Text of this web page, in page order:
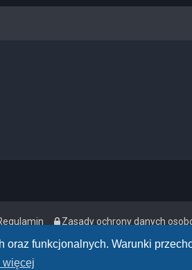
funkcjonalnych. Warunki
więcej
Zasady ochrony danych